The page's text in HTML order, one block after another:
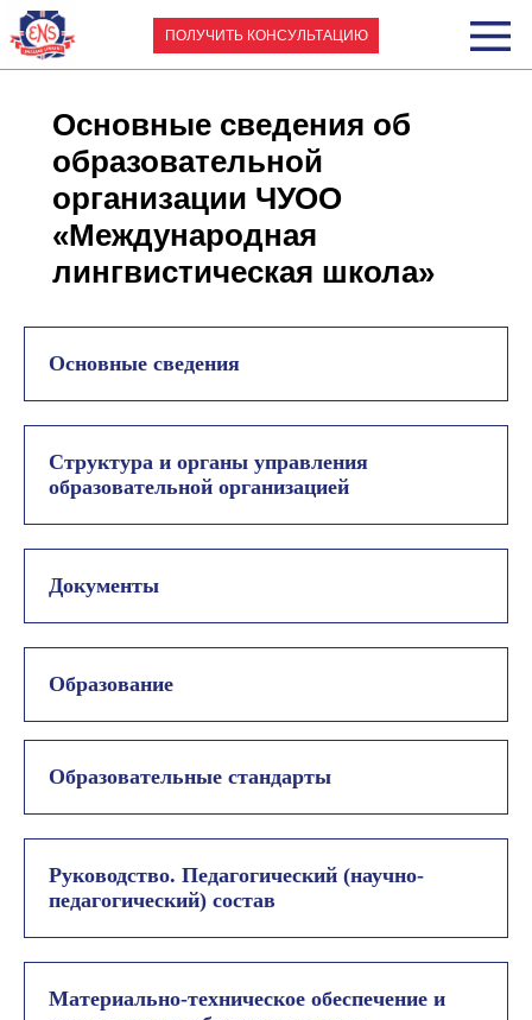
ПОЛУЧИТЬ КОНСУЛЬТАЦИЮ
Основные сведения об
образовательной
организации ЧУОО
«Международная
лингвистическая школа»
Основные сведения
Структура и органы управления
образовательной организацией
Документы
Образование
Образовательные стандарты
Руководство. Педагогический (научно-
педагогический) состав
Материально-техническое обеспечение и